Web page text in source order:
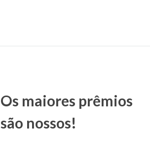
Os maiores prêmios
são nossos!